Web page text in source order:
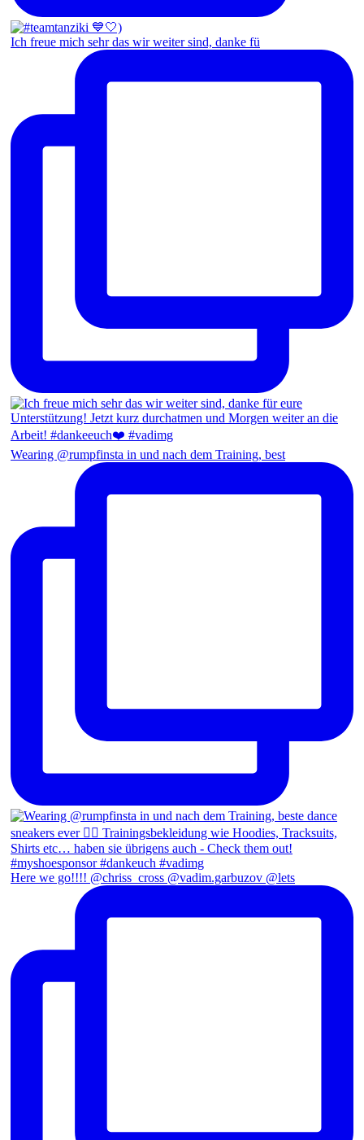
Ich freue mich sehr das wir weiter sind, danke fü
Wearing @rumpfinsta in und nach dem Training, best
Here we go!!!! @chriss_cross @vadim.garbuzov @lets